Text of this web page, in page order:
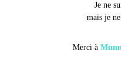
Je ne
mais je
Merci à